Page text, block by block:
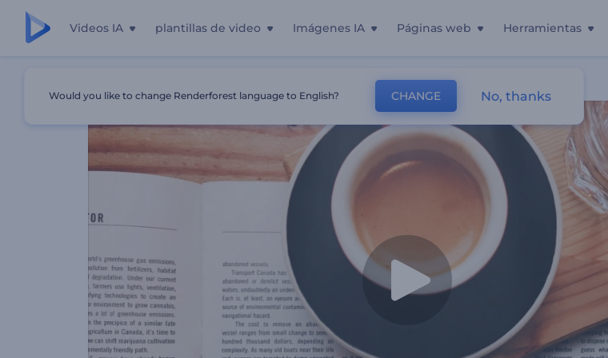
Videos IA plantillas de video Imágenes IA Páginas web Herramientas
Would you like to change Renderforest language to English? CHANGE No, thanks